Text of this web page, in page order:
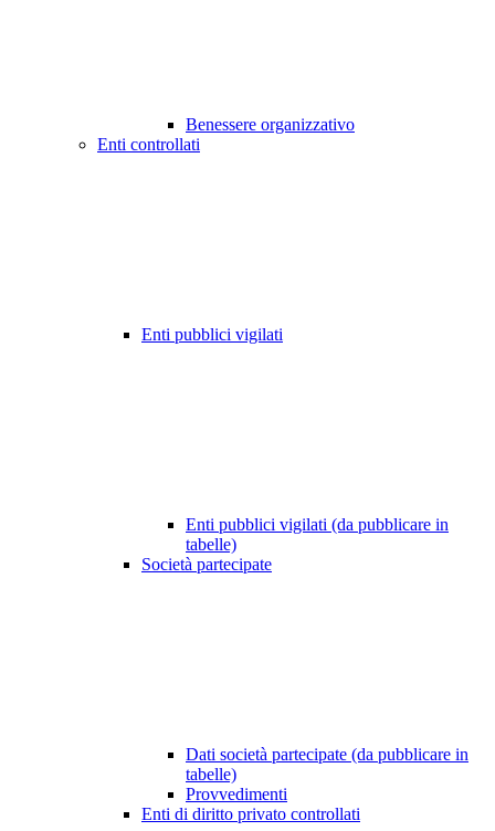
Benessere organizzativo
Enti controllati
Enti pubblici vigilati
Enti pubblici vigilati (da pubblicare in
tabelle)
Società partecipate
Dati società partecipate (da pubblicare in
tabelle)
Provvedimenti
Enti di diritto privato controllati